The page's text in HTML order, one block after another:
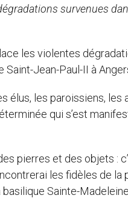
survenues
les violentes
Jean-Paul-II à
élus, les paroissiens, les
qui s’est
pierres et des objets :
les fidèles de la
Sainte-Madeleine.